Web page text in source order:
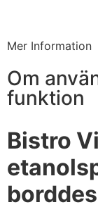
Mer Information
Om
funktion
Bistro